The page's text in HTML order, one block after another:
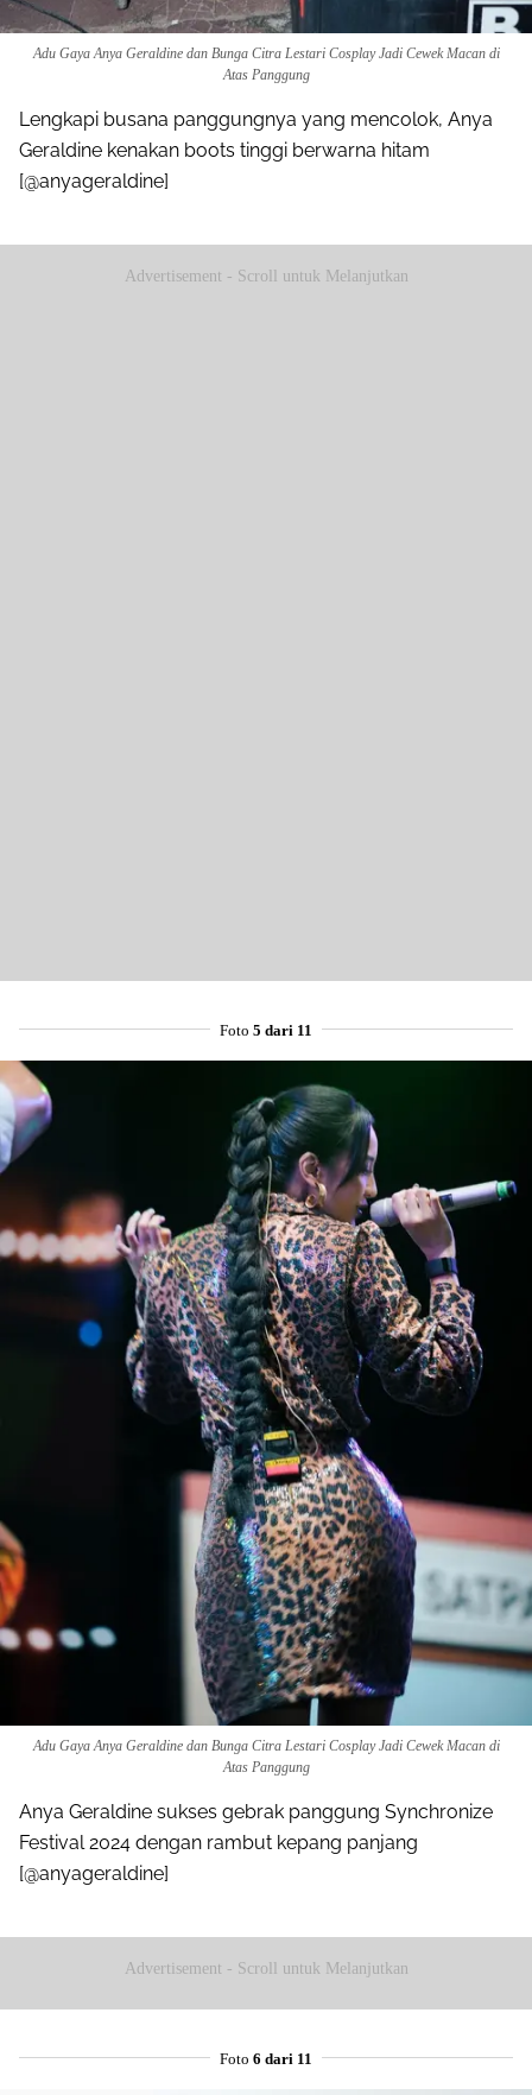
Adu Gaya Anya Geraldine dan Bunga Citra Lestari Cosplay Jadi Cewek Macan di
Atas Panggung
Lengkapi busana panggungnya yang mencolok, Anya
Geraldine kenakan boots tinggi berwarna hitam
[@anyageraldine]
Advertisement - Scroll untuk Melanjutkan
Foto 5 dari 11
Adu Gaya Anya Geraldine dan Bunga Citra Lestari Cosplay Jadi Cewek Macan di
Atas Panggung
Anya Geraldine sukses gebrak panggung Synchronize
Festival 2024 dengan rambut kepang panjang
[@anyageraldine]
Advertisement - Scroll untuk Melanjutkan
Foto 6 dari 11